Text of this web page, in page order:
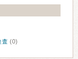
査 (0)